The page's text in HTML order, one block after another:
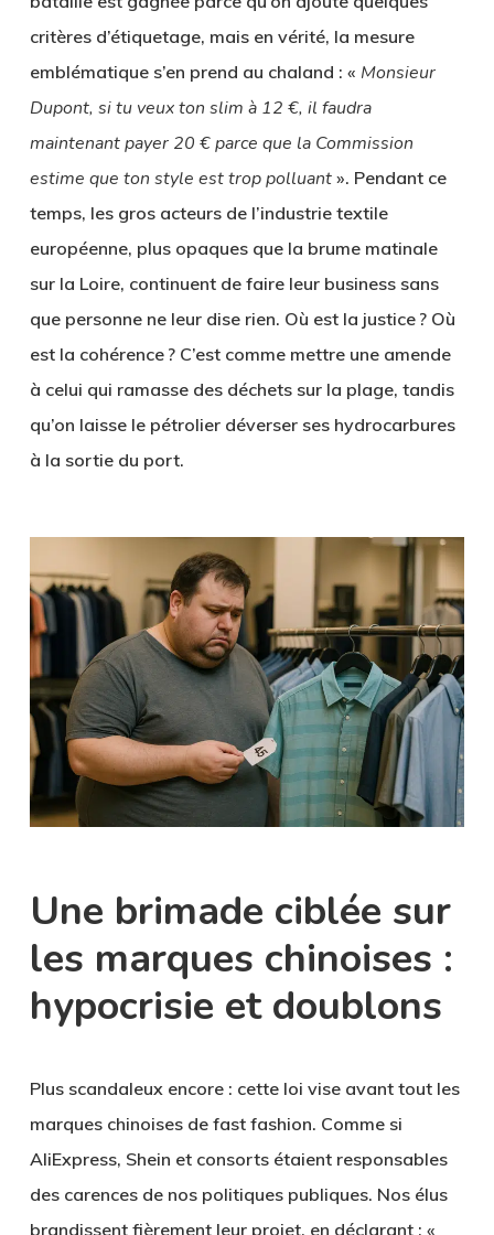
critères d’étiquetage, mais en vérité, la mesure
emblématique s’en prend au chaland : « Monsieur
Dupont, si tu veux ton slim à 12 €, il faudra
maintenant payer 20 € parce que la Commission
estime que ton style est trop polluant». Pendant ce
temps, les gros acteurs de l’industrie textile
européenne, plus opaques que la brume matinale
sur la Loire, continuent de faire leur business sans
que personne ne leur dise rien. Où est la justice ? Où
est la cohérence ? C’est comme mettre une amende
à celui qui ramasse des déchets sur la plage, tandis
qu’on laisse le pétrolier déverser ses hydrocarbures
à la sortie du port.
Une brimade ciblée sur
les marques chinoises :
hypocrisie et doublons
Plus scandaleux encore : cette loi vise avant tout les
marques chinoises de fast fashion. Comme si
AliExpress, Shein et consorts étaient responsables
des carences de nos politiques publiques. Nos élus
brandissent fièrement leur projet, en déclarant : «